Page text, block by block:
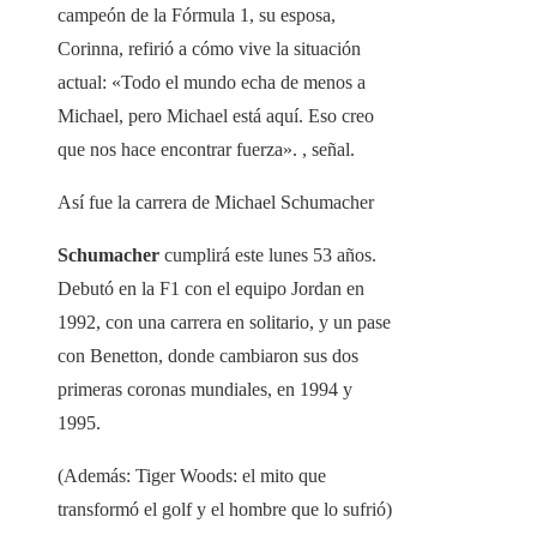
campeón de la Fórmula 1, su esposa,
Corinna, refirió a cómo vive la situación
actual: «Todo el mundo echa de menos a
Michael, pero Michael está aquí. Eso creo
que nos hace encontrar fuerza». , señal.
Así fue la carrera de Michael Schumacher
Schumacher cumplirá este lunes 53 años.
Debutó en la F1 con el equipo Jordan en
1992, con una carrera en solitario, y un pase
con Benetton, donde cambiaron sus dos
primeras coronas mundiales, en 1994 y
1995.
(Además: Tiger Woods: el mito que
transformó el golf y el hombre que lo sufrió)